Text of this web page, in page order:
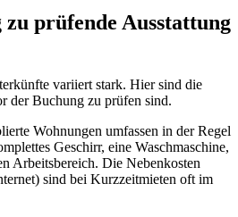
prüfende Ausstattung
variiert stark. Hier sind die
der Buchung zu prüfen sind.
Wohnungen umfassen in der Regel
Geschirr, eine Waschmaschine,
Arbeitsbereich. Die Nebenkosten
sind bei Kurzzeitmieten oft im